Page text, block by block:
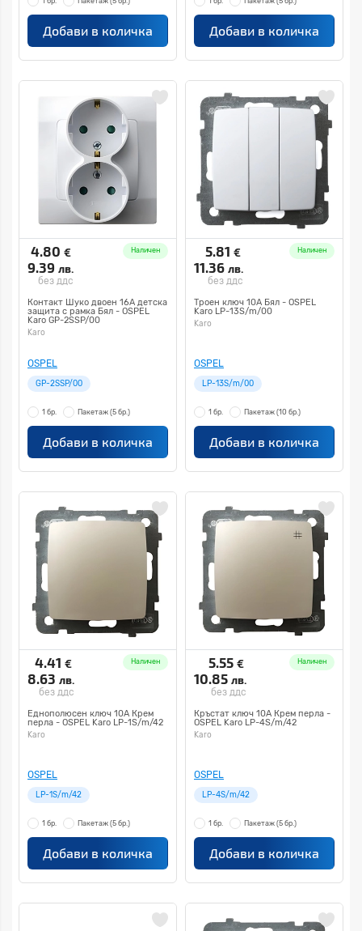
Добави в количка Добави в количка
4.80 €
9.39 лв.
без ддс
Наличен
Контакт Шуко двоен 16А детска
защита с рамка Бял - OSPEL
Karo GP-2SSP/00
Karo
OSPEL
GP-2SSP/00
1 бр. Пакетаж (5 бр.)
Добави в количка
5.81 €
11.36 лв.
без ддс
Наличен
Троен ключ 10А Бял - OSPEL
Karo LP-13S/m/00
Karo
OSPEL
LP-13S/m/00
1 бр. Пакетаж (10 бр.)
Добави в количка
4.41 €
8.63 лв.
без ддс
Наличен
Еднополюсен ключ 10А Крем
перла - OSPEL Karo LP-1S/m/42
Karo
OSPEL
LP-1S/m/42
1 бр. Пакетаж (5 бр.)
Добави в количка
5.55 €
10.85 лв.
без ддс
Наличен
Кръстат ключ 10А Крем перла -
OSPEL Karo LP-4S/m/42
Karo
OSPEL
LP-4S/m/42
1 бр. Пакетаж (5 бр.)
Добави в количка